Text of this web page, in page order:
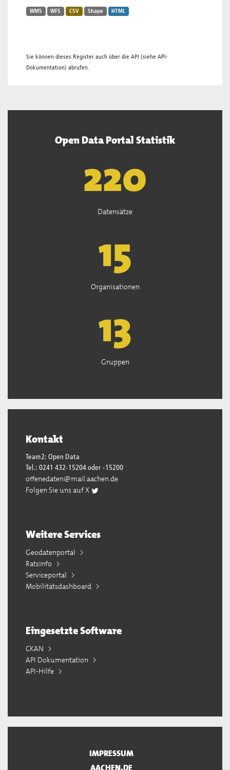
WMS WFS CSV Shape HTML
Sie können dieses Register auch über die API (siehe API-
Dokumentation) abrufen.
Open Data Portal Statistik
222
Datensätze
15
Organisationen
13
Gruppen
Kontakt
Team2: Open Data
Tel.: 0241 432-15204 oder -15200
offenedaten@mail.aachen.de
Folgen Sie uns auf X
Weitere Services
Geodatenportal
Ratsinfo
Serviceportal
Mobilitätsdashboard
Eingesetzte Software
CKAN
API Dokumentation
API-Hilfe
IMPRESSUM
AACHEN.DE